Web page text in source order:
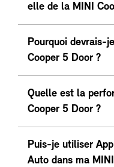
elle de la MINI
Pourquoi devrais-
Cooper 5 Door ?
Quelle est la
Cooper 5 Door ?
Puis-je utiliser
Auto dans ma